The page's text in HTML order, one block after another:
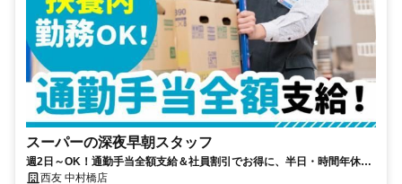
スーパーの深夜早朝スタッフ
週2日～OK！通勤手当全額支給＆社員割引でお得に、半日・時間年休で
ムリなく続けられる仕事
西友 中村橋店